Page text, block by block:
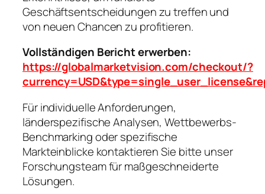
Geschäftsentscheidungen zu treffen und
von neuen Chancen zu profitieren.
Vollständigen Bericht erwerben:
https://globalmarketvision.com/checkout/?
Für individuelle Anforderungen,
länderspezifische Analysen, Wettbewerbs-
Benchmarking oder spezifische
Markteinblicke kontaktieren Sie bitte unser
Forschungsteam für maßgeschneiderte
Lösungen.